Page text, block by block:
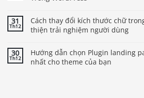
31
Th12
Cách thay đổi kích thước chữ
thiện trải nghiệm người dùng
30
Th12
Hướng dẫn chọn Plugin landing
nhất cho theme của bạn